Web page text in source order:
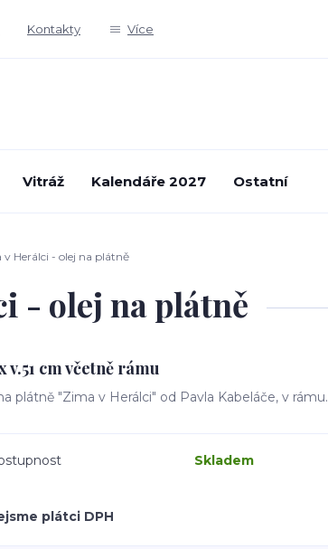
Kontakty Více
Vitráž Kalendáře 2027 Ostatní
v Herálci - olej na plátně
- olej na plátně
v.51 cm včetně rámu
plátně "Zima v Herálci" od Pavla Kabeláče, v rámu.
Skladem
plátci DPH